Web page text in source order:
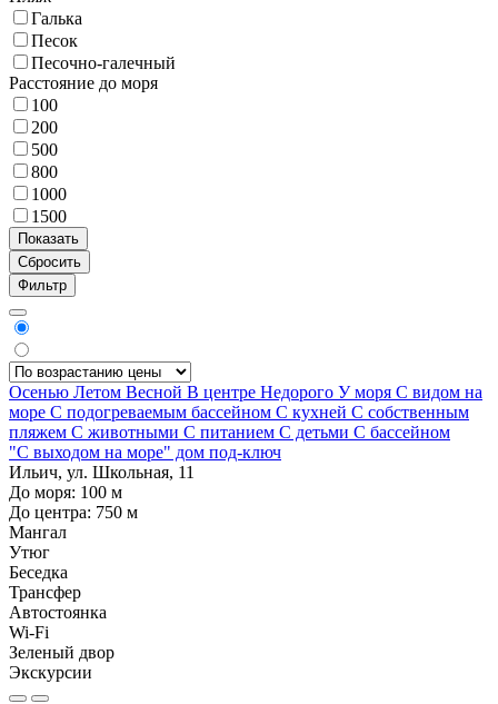
Галька
Песок
Песочно-галечный
Расстояние до моря
100
200
500
800
1000
1500
Фильтр
Осенью Летом Весной В центре Недорого У моря С видом на
море С подогреваемым бассейном С кухней С собственным
пляжем С животными С питанием С детьми С бассейном
"С выходом на море" дом под-ключ
Ильич, ул. Школьная, 11
До моря: 100 м
До центра: 750 м
Мангал
Утюг
Беседка
Трансфер
Автостоянка
Wi-Fi
Зеленый двор
Экскурсии